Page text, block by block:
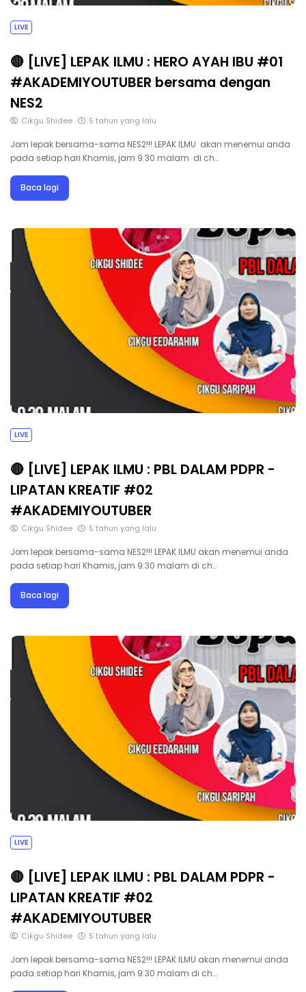
LIVE
🔴 [LIVE] LEPAK ILMU : HERO AYAH IBU #01
#AKADEMIYOUTUBER bersama dengan
NES2
Cikgu Shidee 5 tahun yang lalu
Jom lepak bersama-sama NES2!!! LEPAK ILMU akan menemui anda
pada setiap hari Khamis, jam 9:30 malam di ch…
Baca lagi
LIVE
🔴 [LIVE] LEPAK ILMU : PBL DALAM PDPR -
LIPATAN KREATIF #02
#AKADEMIYOUTUBER
Cikgu Shidee 5 tahun yang lalu
Jom lepak bersama-sama NES2!!! LEPAK ILMU akan menemui anda
pada setiap hari Khamis, jam 9:30 malam di ch…
Baca lagi
LIVE
🔴 [LIVE] LEPAK ILMU : PBL DALAM PDPR -
LIPATAN KREATIF #02
#AKADEMIYOUTUBER
Cikgu Shidee 5 tahun yang lalu
Jom lepak bersama-sama NES2!!! LEPAK ILMU akan menemui anda
pada setiap hari Khamis, jam 9:30 malam di ch…